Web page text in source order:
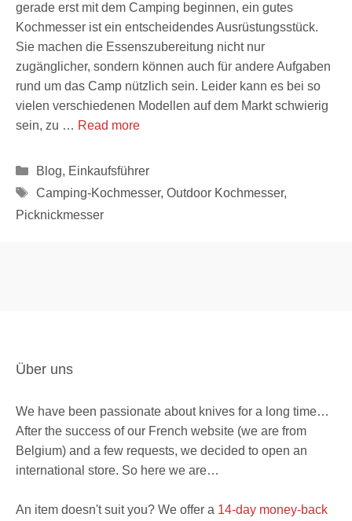
gerade erst mit dem Camping beginnen, ein gutes
Kochmesser ist ein entscheidendes Ausrüstungsstück.
Sie machen die Essenszubereitung nicht nur
zugänglicher, sondern können auch für andere Aufgaben
rund um das Camp nützlich sein. Leider kann es bei so
vielen verschiedenen Modellen auf dem Markt schwierig
sein, zu … Read more
Kategorien
Blog, Einkaufsführer
Schlagwörter
Camping-Kochmesser, Outdoor Kochmesser,
Picknickmesser
Über uns
We have been passionate about knives for a long time…
After the success of our French website (we are from
Belgium) and a few requests, we decided to open an
international store. So here we are…
An item doesn't suit you? We offer a 14-day money-back